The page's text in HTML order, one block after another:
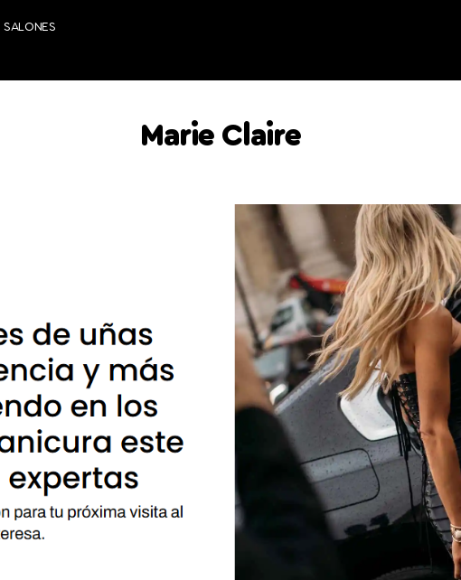
SALONES
Marie Claire